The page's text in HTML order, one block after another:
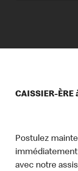
CAISSIER-
Postulez
avec notre